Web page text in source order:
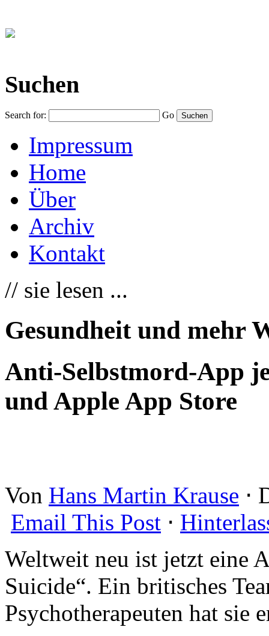
Suchen
Search for: Go
Impressum
Home
Über
Archiv
Kontakt
// sie lesen ...
Gesundheit und mehr
Anti-Selbstmord-App
und Apple App Store
Von Hans Martin Krause ⋅
Email This Post ⋅
Weltweit neu ist jetzt eine
Suicide“. Ein britisches
Psychotherapeuten hat sie